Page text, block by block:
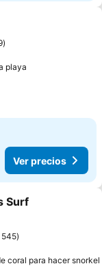
playa
Ver precios
Surf
545
coral para hacer snorkel